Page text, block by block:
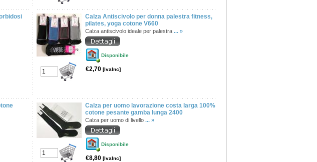
Calza Antiscivolo per donna palestra fitness,
pilates, yoga cotone V660
Calza antiscivolo ideale per palestra ... »
Disponibile
€2,70 [IvaInc]
Calza per uomo lavorazione costa larga 100%
cotone pesante gamba lunga 2400
Calza per uomo di livello ... »
Disponibile
€8,80 [IvaInc]